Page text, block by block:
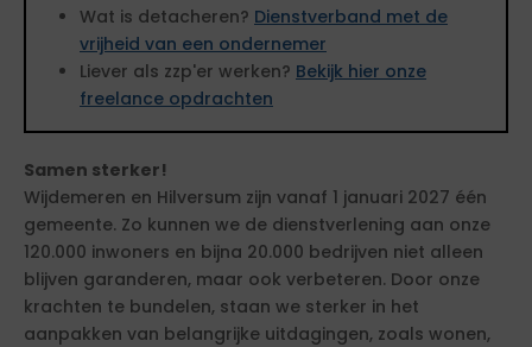
Wat is detacheren? Dienstverband met de
vrijheid van een ondernemer
Liever als zzp'er werken? Bekijk hier onze
freelance opdrachten
Samen sterker!
Wijdemeren en Hilversum zijn vanaf 1 januari 2027 één
gemeente. Zo kunnen we de dienstverlening aan onze
120.000 inwoners en bijna 20.000 bedrijven niet alleen
blijven garanderen, maar ook verbeteren. Door onze
krachten te bundelen, staan we sterker in het
aanpakken van belangrijke uitdagingen, zoals wonen,